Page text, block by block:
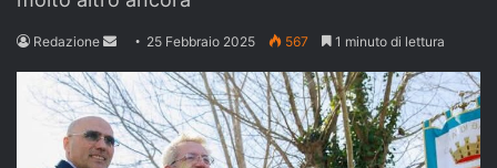
Redazione
Send
email
25 Febbraio 2025 567 1 minuto di lettura